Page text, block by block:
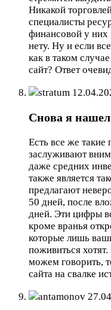
Никакой
специалисты
финансовой у них
нету. Ну и если
как в таком
сайт? Ответ
stratum
Снова я
Есть все же
заслуживают
даже средних
также является
предлагают
50 дней, после
дней. Эти цифры
кроме вранья
которые лишь
поживиться
можем говорить,
сайта на свалке
antamonov